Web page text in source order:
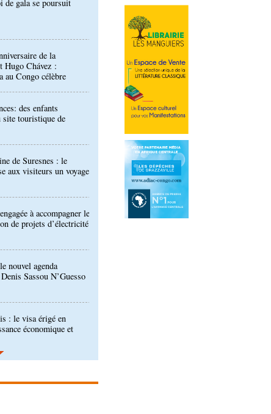
de la
des enfants
touristique de
de Suresnes : le
aux visiteurs un voyage
à accompagner le
de projets d’électricité
nouvel agenda
Sassou N’Guesso
: le visa érigé en
économique et
de participer aux
la CAF